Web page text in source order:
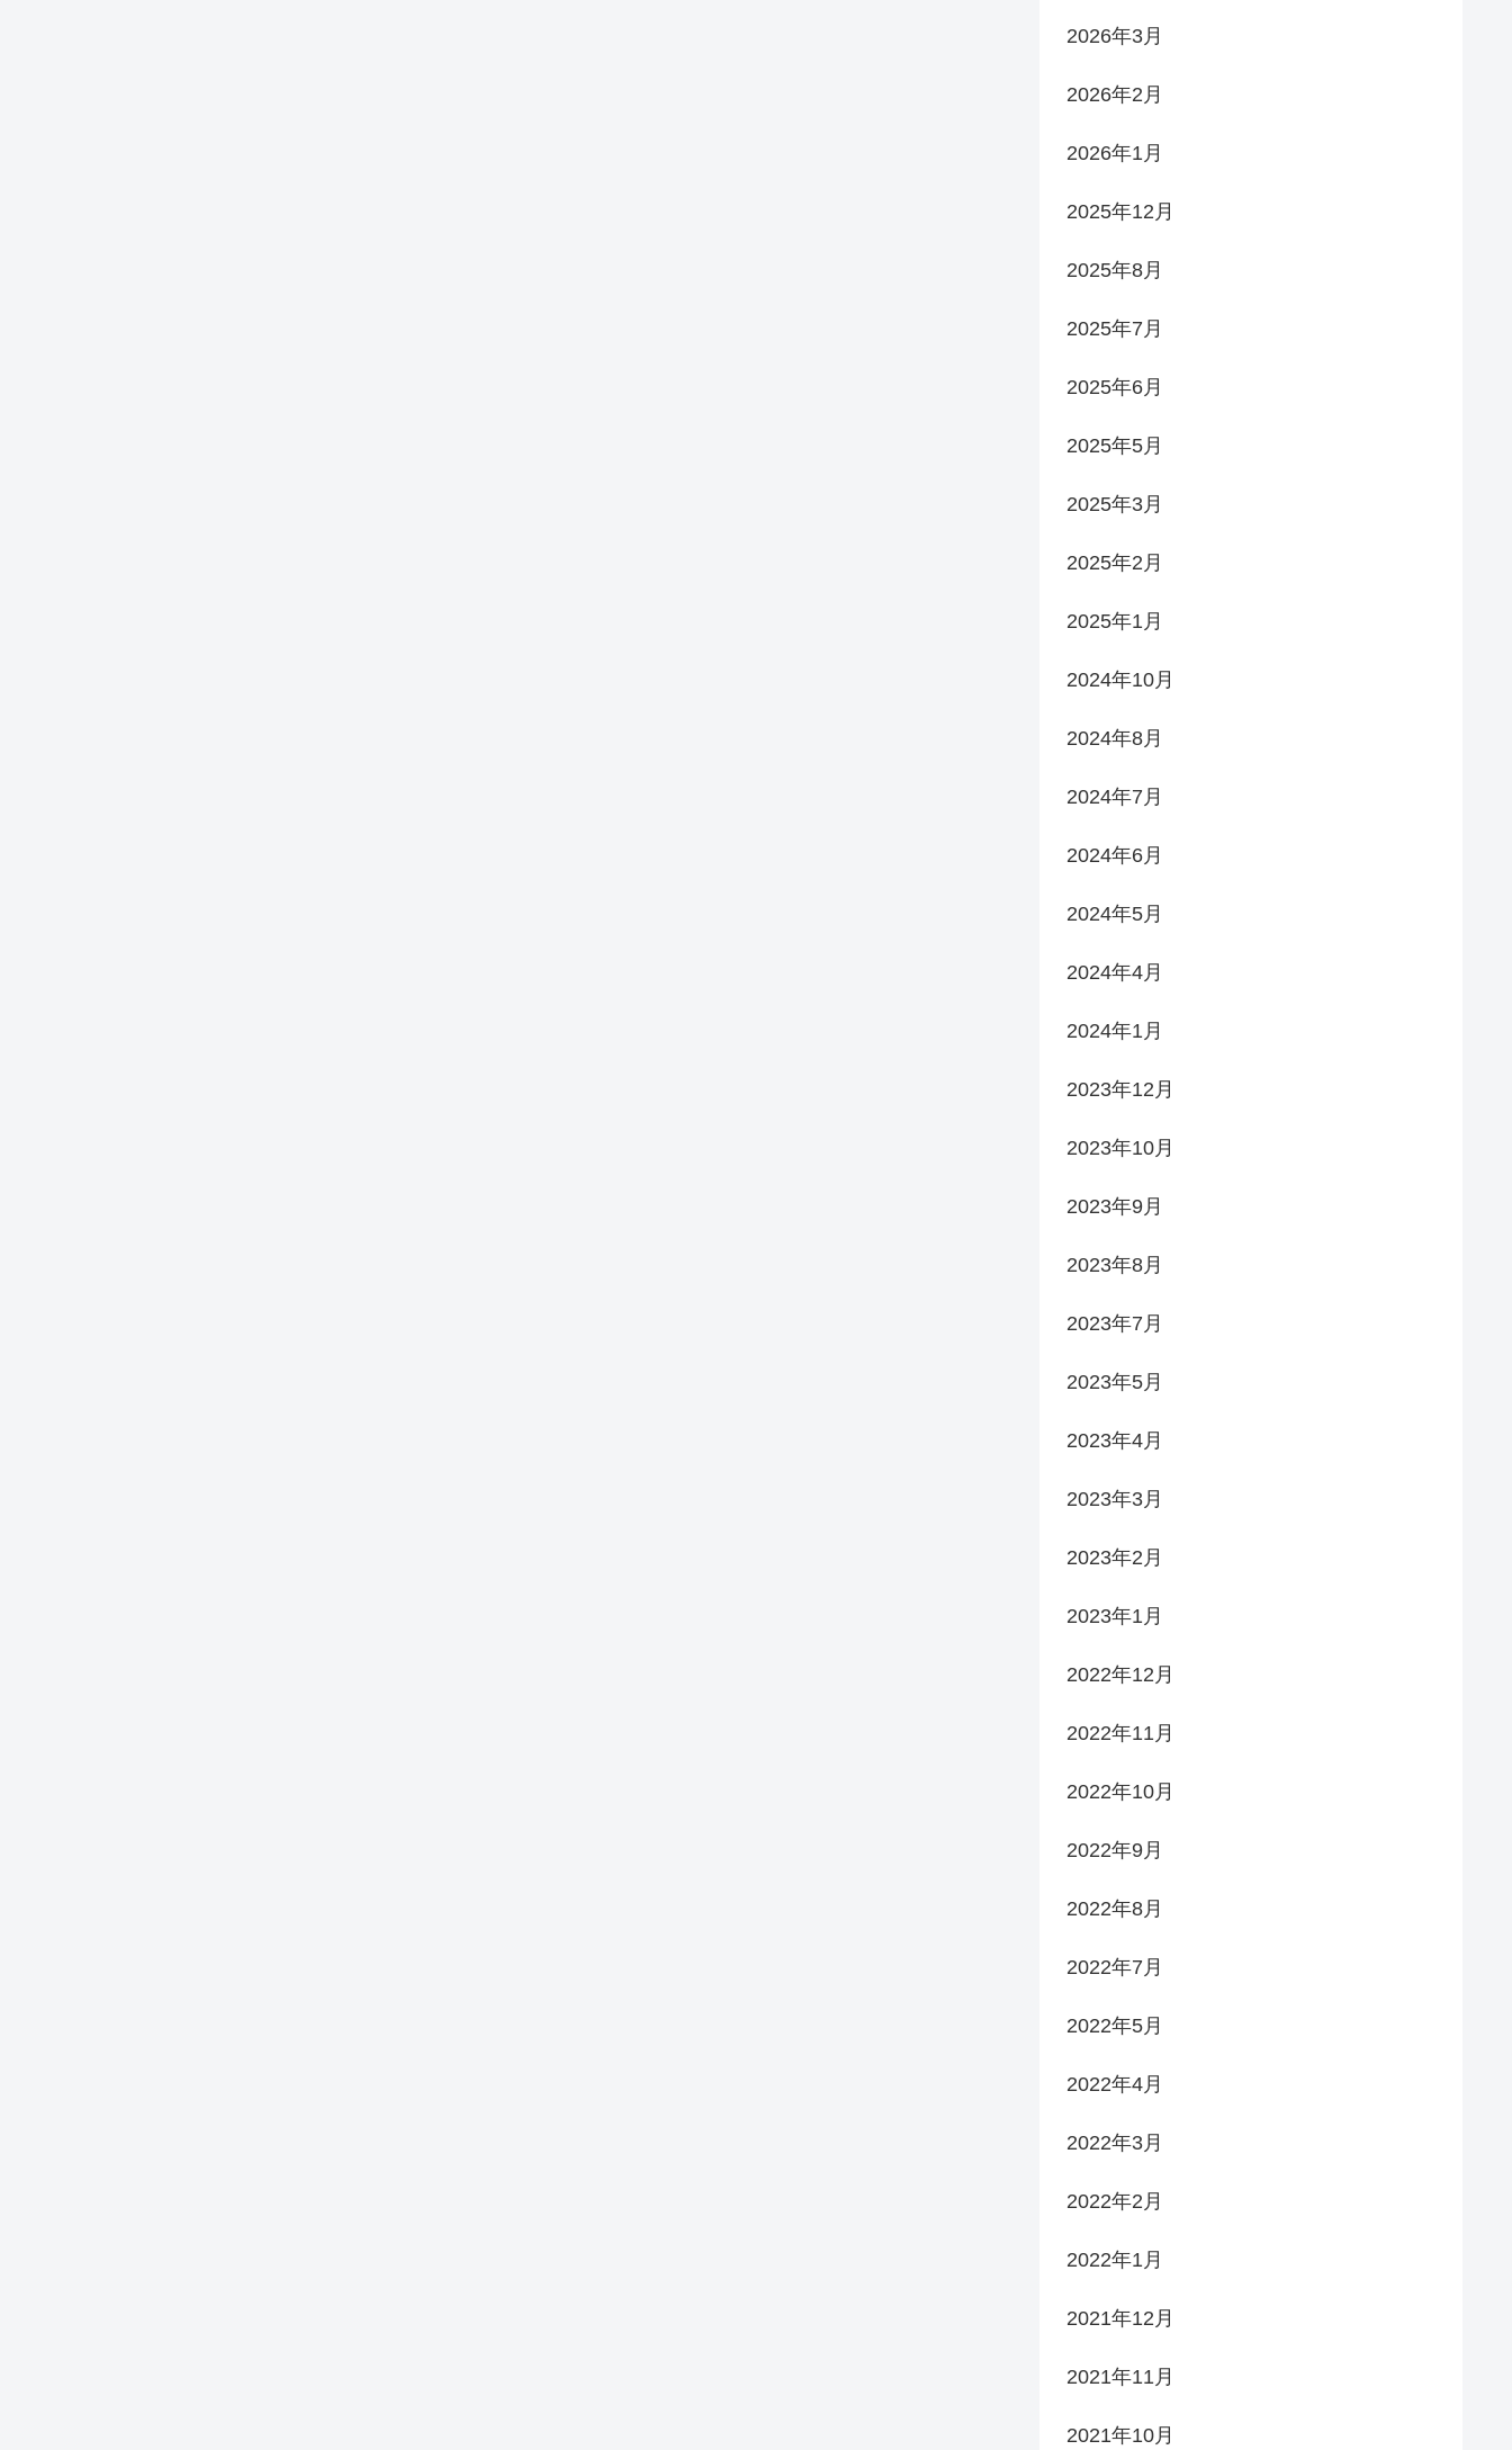
2026年3月
2026年2月
2026年1月
2025年12月
2025年8月
2025年7月
2025年6月
2025年5月
2025年3月
2025年2月
2025年1月
2024年10月
2024年8月
2024年7月
2024年6月
2024年5月
2024年4月
2024年1月
2023年12月
2023年10月
2023年9月
2023年8月
2023年7月
2023年5月
2023年4月
2023年3月
2023年2月
2023年1月
2022年12月
2022年11月
2022年10月
2022年9月
2022年8月
2022年7月
2022年5月
2022年4月
2022年3月
2022年2月
2022年1月
2021年12月
2021年11月
2021年10月